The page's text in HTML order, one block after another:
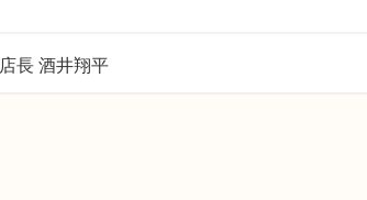
店長 酒井翔平